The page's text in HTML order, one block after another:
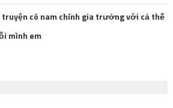
có nam chính gia trưởng với cả thế
mình em